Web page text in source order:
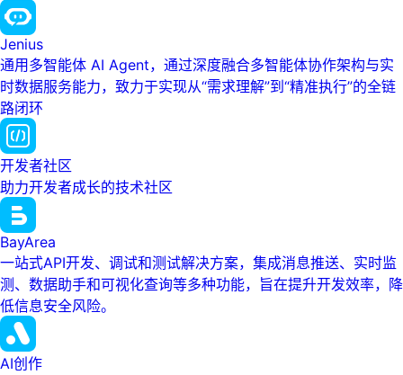
Jenius
通用多智能体 AI Agent，通过深度融合多智能体协作架构与实
时数据服务能力，致力于实现从“需求理解”到“精准执行”的全链
路闭环
开发者社区
助力开发者成长的技术社区
BayArea
一站式API开发、调试和测试解决方案，集成消息推送、实时监
测、数据助手和可视化查询等多种功能，旨在提升开发效率，降
低信息安全风险。
AI创作